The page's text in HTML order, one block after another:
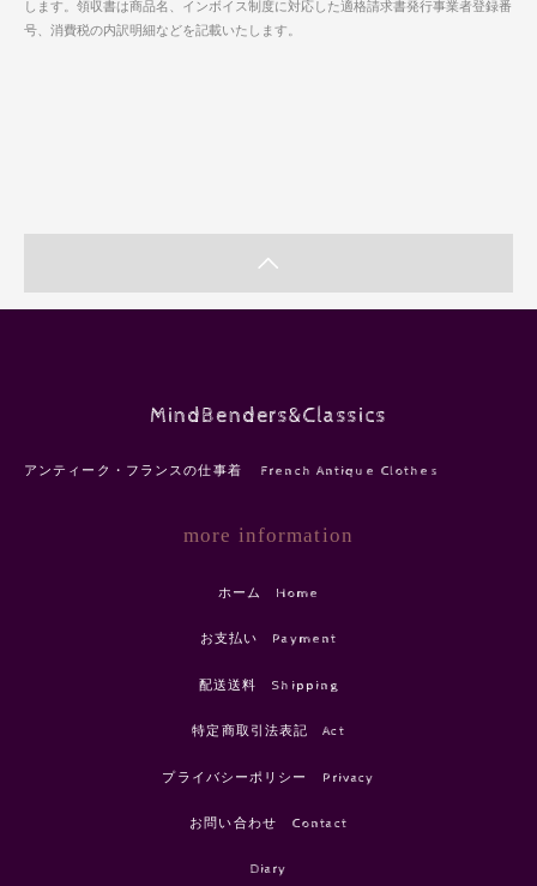
します。領収書は商品名、インボイス制度に対応した適格請求書発行事業者登録番
号、消費税の内訳明細などを記載いたします。
MindBenders&Classics
アンティーク・フランスの仕事着 French Antique Clothes
more information
ホーム Home
お支払い Payment
配送送料 Shipping
特定商取引法表記 Act
プライバシーポリシー Privacy
お問い合わせ Contact
Diary